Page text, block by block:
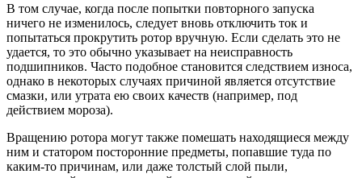
В том случае, когда после попытки повторного запуска
ничего не изменилось, следует вновь отключить ток и
попытаться прокрутить ротор вручную. Если сделать это не
удается, то это обычно указывает на неисправность
подшипников. Часто подобное становится следствием износа,
однако в некоторых случаях причиной является отсутствие
смазки, или утрата ею своих качеств (например, под
действием мороза).
Вращению ротора могут также помешать находящиеся между
ним и статором посторонние предметы, попавшие туда по
каким-то причинам, или даже толстый слой пыли,